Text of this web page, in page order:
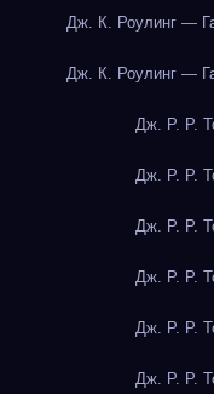
Дж. К. Роулинг —
Дж. К. Роулинг —
Дж. Р. Р.
Дж. Р. Р.
Дж. Р. Р.
Дж. Р. Р.
Дж. Р. Р.
Дж. Р. Р.